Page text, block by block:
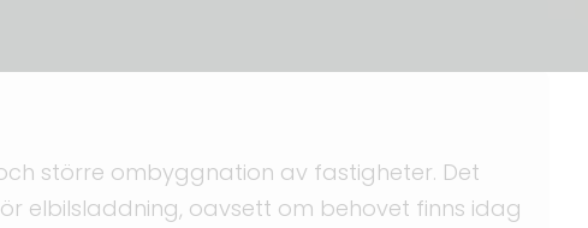
större ombyggnation av fastigheter. Det
oavsett om behovet finns idag